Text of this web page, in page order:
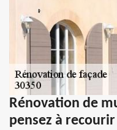
Rénovation de
pensez à recourir